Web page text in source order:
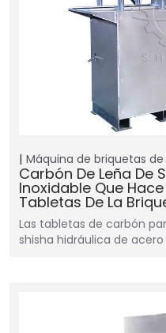
Máquina de briquetas
Carbón De Leña De
Inoxidable Que
Tabletas De La
Las tabletas de carbón
shisha hidráulica de